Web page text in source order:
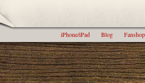
iPhone/iPad Blog Fanshop